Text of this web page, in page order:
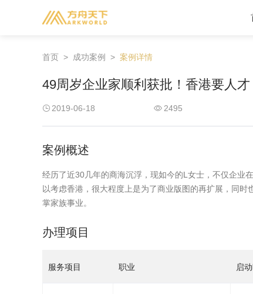
美国
加拿大
格林纳达
首页 > 成功案例 > 案例详情
49周岁企业家顺利获批！香港要人才
2019-06-18 2495
案例概述
经历了近30几年的商海沉浮，现如今的L女士，不仅企业
以考虑香港，很大程度上是为了商业版图的再扩展，同
掌家族事业。
办理项目
服务项目 职业 启